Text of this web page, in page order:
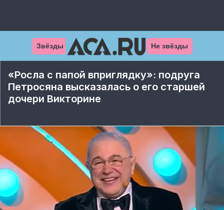
Звёзды Не звёзды
«Росла с папой вприглядку»: подруга
Петросяна высказалась о его старшей
дочери Викторине